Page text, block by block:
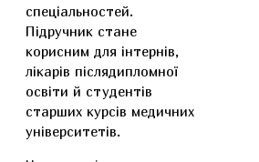
спеціальностей.
Підручник стане
корисним для інтернів,
лікарів післядипломної
освіти й студентів
старших курсів медичних
університетів.